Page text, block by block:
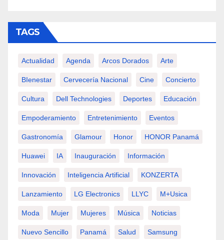
TAGS
Actualidad Agenda Arcos Dorados Arte
BIenestar Cervecería Nacional Cine Concierto
Cultura Dell Technologies Deportes Educación
Empoderamiento Entretenimiento Eventos
Gastronomía Glamour Honor HONOR Panamá
Huawei IA Inauguración Información
Innovación Inteligencia Artificial KONZERTA
Lanzamiento LG Electronics LLYC M+usica
Moda Mujer Mujeres Música Noticias
Nuevo Sencillo Panamá Salud Samsung